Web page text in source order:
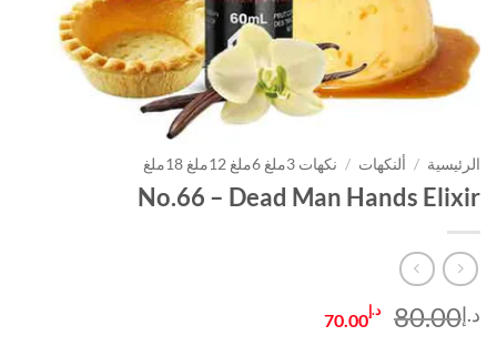
الرئيسية / ألنكهات / نكهات 3ملغ 6ملغ 12ملغ 18ملغ
No.66 – Dead Man Hands Elixir
د.إ80.00 السعر
د.إ70.00السعر